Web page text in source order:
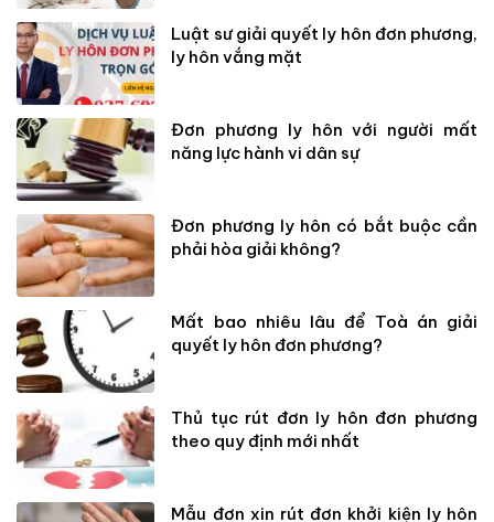
Luật sư giải quyết ly hôn đơn phương,
ly hôn vắng mặt
Đơn phương ly hôn với người mất
năng lực hành vi dân sự
Đơn phương ly hôn có bắt buộc cần
phải hòa giải không?
Mất bao nhiêu lâu để Toà án giải
quyết ly hôn đơn phương?
Thủ tục rút đơn ly hôn đơn phương
theo quy định mới nhất
Mẫu đơn xin rút đơn khởi kiện ly hôn